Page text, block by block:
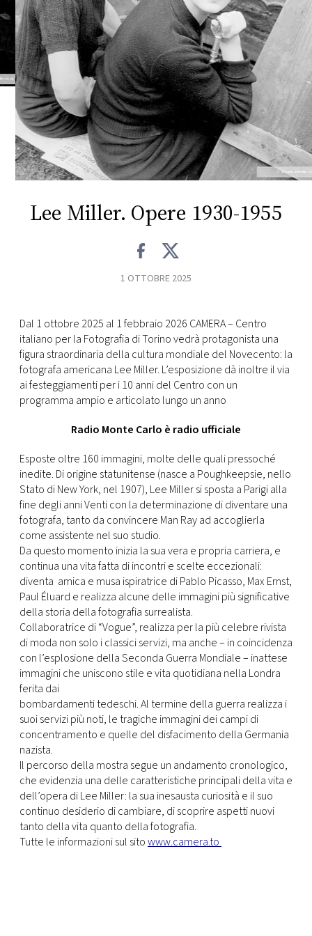
FOTO
CONCORSI
EVENTI
VIDEO
CONSIGLIA
Lee Miller. Opere 1930-1955
1 OTTOBRE 2025
Dal 1 ottobre 2025 al 1 febbraio 2026 CAMERA – Centro
italiano per la Fotografia di Torino vedrà protagonista una
figura straordinaria della cultura mondiale del Novecento: la
fotografa americana Lee Miller. L’esposizione dà inoltre il via
ai festeggiamenti per i 10 anni del Centro con un
programma ampio e articolato lungo un anno
Radio Monte Carlo è radio ufficiale
Esposte oltre 160 immagini, molte delle quali pressoché
inedite. Di origine statunitense (nasce a Poughkeepsie, nello
Stato di New York, nel 1907), Lee Miller si sposta a Parigi alla
fine degli anni Venti con la determinazione di diventare una
fotografa, tanto da convincere Man Ray ad accoglierla
come assistente nel suo studio.
Da questo momento inizia la sua vera e propria carriera, e
continua una vita fatta di incontri e scelte eccezionali:
diventa amica e musa ispiratrice di Pablo Picasso, Max Ernst,
Paul Éluard e realizza alcune delle immagini più significative
della storia della fotografia surrealista.
Collaboratrice di “Vogue”, realizza per la più celebre rivista
di moda non solo i classici servizi, ma anche – in coincidenza
con l’esplosione della Seconda Guerra Mondiale – inattese
immagini che uniscono stile e vita quotidiana nella Londra
ferita dai
bombardamenti tedeschi. Al termine della guerra realizza i
suoi servizi più noti, le tragiche immagini dei campi di
concentramento e quelle del disfacimento della Germania
nazista.
Il percorso della mostra segue un andamento cronologico,
che evidenzia una delle caratteristiche principali della vita e
dell’opera di Lee Miller: la sua inesausta curiosità e il suo
continuo desiderio di cambiare, di scoprire aspetti nuovi
tanto della vita quanto della fotografia.
Tutte le informazioni sul sitowww.camera.to